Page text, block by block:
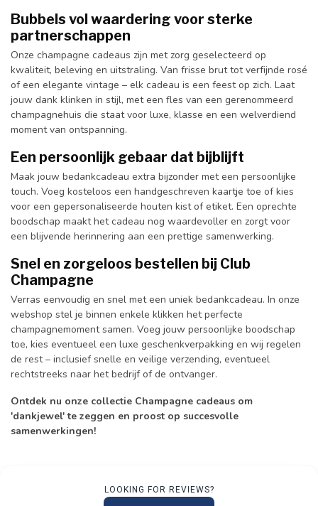
Bubbels vol waardering voor sterke
partnerschappen
Onze champagne cadeaus zijn met zorg geselecteerd op
kwaliteit, beleving en uitstraling. Van frisse brut tot verfijnde rosé
of een elegante vintage – elk cadeau is een feest op zich. Laat
jouw dank klinken in stijl, met een fles van een gerenommeerd
champagnehuis die staat voor luxe, klasse en een welverdiend
moment van ontspanning.
Een persoonlijk gebaar dat bijblijft
Maak jouw bedankcadeau extra bijzonder met een persoonlijke
touch. Voeg kosteloos een handgeschreven kaartje toe of kies
voor een gepersonaliseerde houten kist of etiket. Een oprechte
boodschap maakt het cadeau nog waardevoller en zorgt voor
een blijvende herinnering aan een prettige samenwerking.
Snel en zorgeloos bestellen bij Club
Champagne
Verras eenvoudig en snel met een uniek bedankcadeau. In onze
webshop stel je binnen enkele klikken het perfecte
champagnemoment samen. Voeg jouw persoonlijke boodschap
toe, kies eventueel een luxe geschenkverpakking en wij regelen
de rest – inclusief snelle en veilige verzending, eventueel
rechtstreeks naar het bedrijf of de ontvanger.
Ontdek nu onze collectie Champagne cadeaus om
'dankjewel' te zeggen en proost op succesvolle
samenwerkingen!
LOOKING FOR REVIEWS?